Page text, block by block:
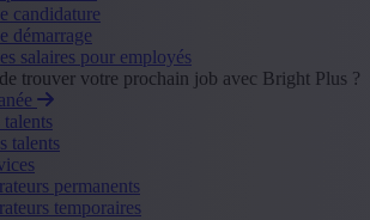
candidature
démarrage
salaires pour employés
trouver votre prochain job avec Bright Plus ?
talents
talents
permanents
temporaires